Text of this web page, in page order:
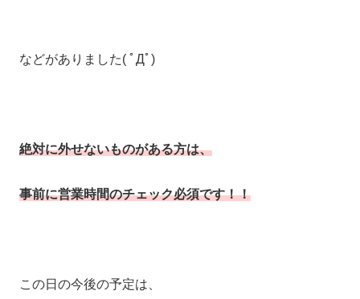
などがありました( ﾟДﾟ)
絶対に外せないものがある方は、
事前に営業時間のチェック必須です！！
この日の今後の予定は、